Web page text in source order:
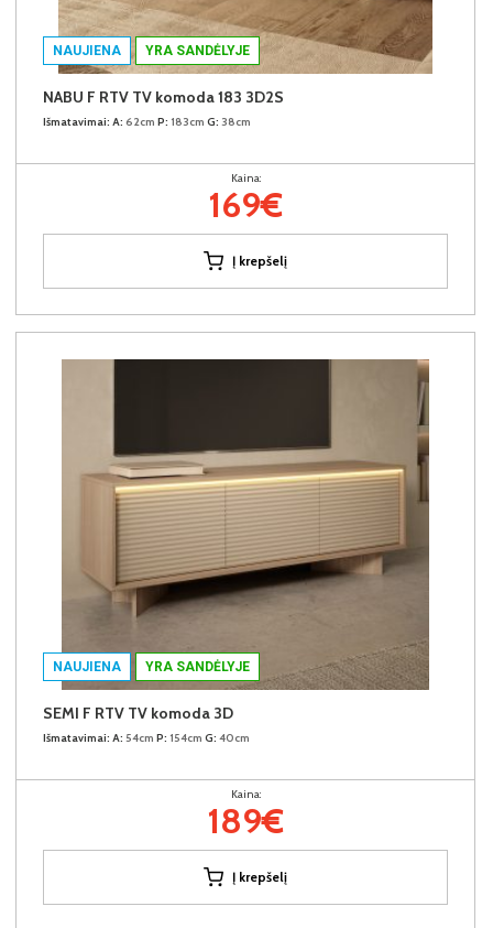
NAUJIENA YRA SANDĖLYJE
NABU F RTV TV komoda 183 3D2S
Išmatavimai: A: 62cm P: 183cm G: 38cm
Kaina:
169€
Į krepšelį
NAUJIENA YRA SANDĖLYJE
SEMI F RTV TV komoda 3D
Išmatavimai: A: 54cm P: 154cm G: 40cm
Kaina:
189€
Į krepšelį